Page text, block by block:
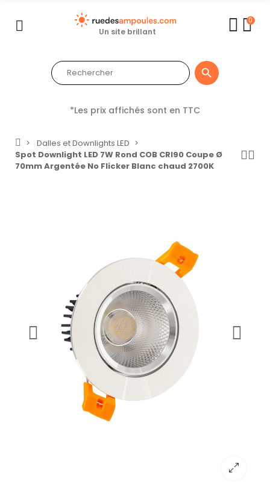
Un site brillant
0

*Les prix affichés sont en TTC
Dalles et Downlights LED
Spot Downlight LED 7W Rond COB CRI90 Coupe Ø
70mm Argentée No Flicker Blanc chaud 2700K